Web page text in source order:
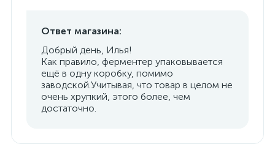
Ответ магазина:
Добрый день, Илья!
Как правило, ферментер упаковывается
ещё в одну коробку, помимо
заводской.Учитывая, что товар в целом не
очень хрупкий, этого более, чем
достаточно.